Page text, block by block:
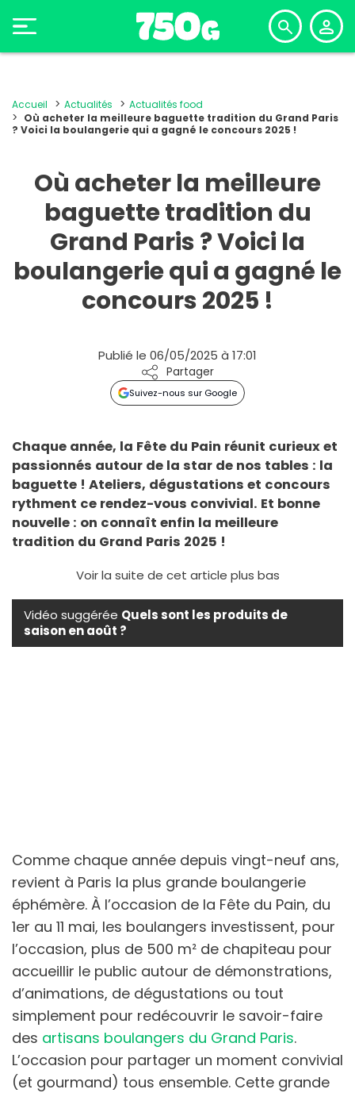
Accueil Actualités
Actualités food
Où acheter la meilleure baguette tradition du Grand Paris
? Voici la boulangerie qui a gagné le concours 2025 !
Où acheter la meilleure
baguette tradition du
Grand Paris ? Voici la
boulangerie qui a gagné le
concours 2025 !
Publié le 06/05/2025 à 17:01
Partager
Suivez-nous sur Google
Chaque année, la Fête du Pain réunit curieux et
passionnés autour de la star de nos tables : la
baguette ! Ateliers, dégustations et concours
rythment ce rendez-vous convivial. Et bonne
nouvelle : on connaît enfin la meilleure
tradition du Grand Paris 2025 !
Voir la suite de cet article plus bas
Vidéo suggérée Quels sont les produits de
saison en août ?
Comme chaque année depuis vingt-neuf ans,
revient à Paris la plus grande boulangerie
éphémère. À l’occasion de la Fête du Pain, du
1er au 11 mai, les boulangers investissent, pour
l’occasion, plus de 500 m² de chapiteau pour
accueillir le public autour de démonstrations,
d’animations, de dégustations ou tout
simplement pour redécouvrir le savoir-faire
des artisans boulangers du Grand Paris.
L’occasion pour partager un moment convivial
(et gourmand) tous ensemble. Cette grande